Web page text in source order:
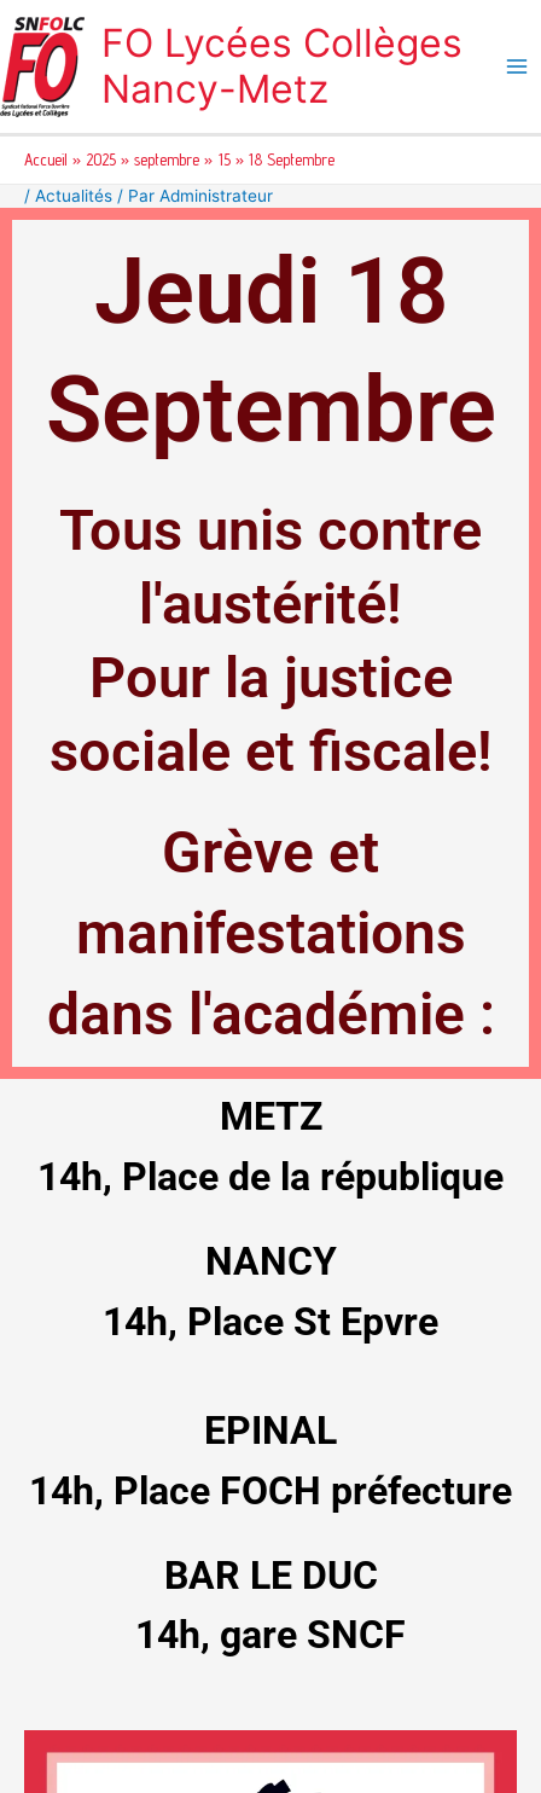
au
contenu
FO Lycées Collèges
Nancy-Metz
Accueil 2025 septembre 15
18 Septembre
/ Actualités / Par Administrateur
Jeudi 18
Septembre
Tous unis contre
l'austérité!
Pour la justice
sociale et fiscale!
Grève et
manifestations
dans l'académie :
METZ
14h, Place de la république
NANCY
14h, Place St Epvre
EPINAL
14h, Place FOCH préfecture
BAR LE DUC
14h, gare SNCF